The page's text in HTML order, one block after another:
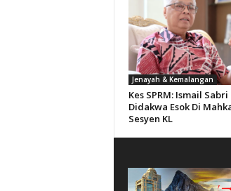
Jenayah & Kemalangan
Kes SPRM: Ismail Sabri
Didakwa Esok Di
Sesyen KL